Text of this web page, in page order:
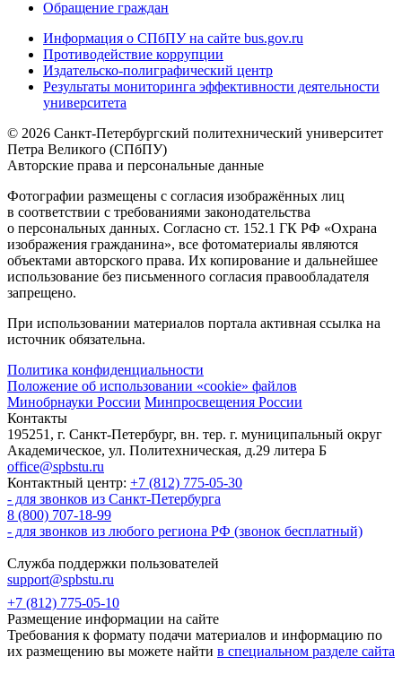
Обращение граждан
Информация о СПбПУ на сайте bus.gov.ru
Противодействие коррупции
Издательско-полиграфический центр
Результаты мониторинга эффективности деятельности
университета
© 2026 Санкт-Петербургский политехнический университет
Петра Великого (СПбПУ)
Авторские права и персональные данные
Фотографии размещены с согласия изображённых лиц
в соответствии с требованиями законодательства
о персональных данных. Согласно ст. 152.1 ГК РФ «Охрана
изображения гражданина», все фотоматериалы являются
объектами авторского права. Их копирование и дальнейшее
использование без письменного согласия правообладателя
запрещено.
При использовании материалов портала активная ссылка на
источник обязательна.
Политика конфиденциальности
Положение об использовании «cookie» файлов
Минобрнауки России Минпросвещения России
Контакты
195251, г. Санкт-Петербург, вн. тер. г. муниципальный округ
Академическое, ул. Политехническая, д.29 литера Б
office@spbstu.ru
Контактный центр: +7 (812) 775-05-30
- для звонков из Санкт-Петербурга
8 (800) 707-18-99
- для звонков из любого региона РФ (звонок бесплатный)
Служба поддержки пользователей
support@spbstu.ru
+7 (812) 775-05-10
Размещение информации на сайте
Требования к формату подачи материалов и информацию по
их размещению вы можете найти в специальном разделе сайта